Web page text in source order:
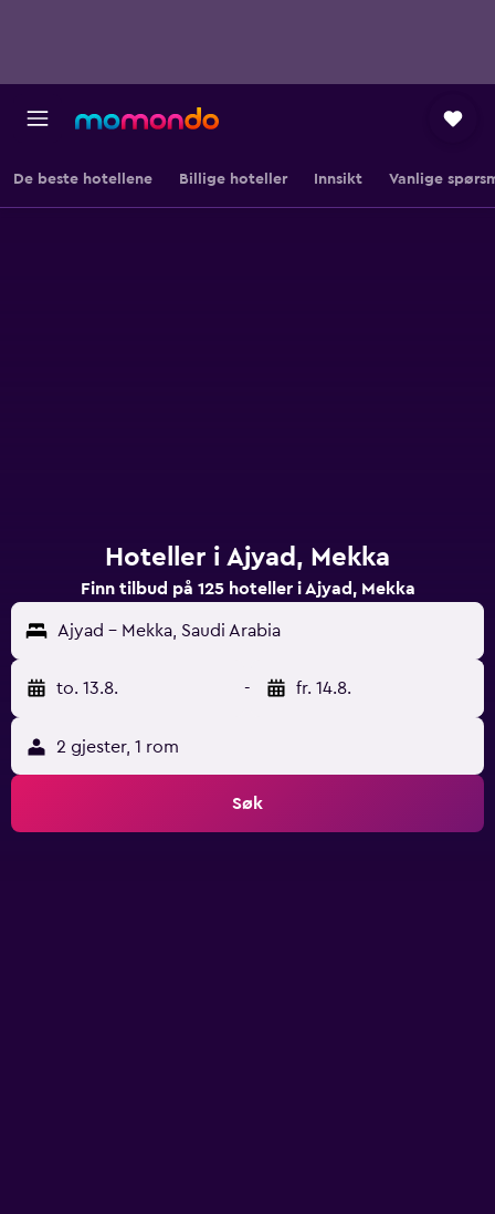
De beste hotellene Billige hoteller Innsikt Vanlige
Hoteller i Ajyad, Mekka
Finn tilbud på 125 hoteller i Ajyad, Mekka
Ajyad - Mekka, Saudi Arabia
to. 13.8. - fr. 14.8.
2 gjester, 1 rom
Søk